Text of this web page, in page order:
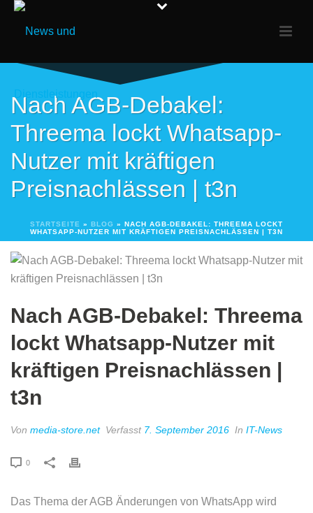
Nach AGB-Debakel:
Threema lockt Whatsapp-
Nutzer mit kräftigen
Preisnachlässen | t3n
STARTSEITE » BLOG » NACH AGB-DEBAKEL: THREEMA LOCKT
WHATSAPP-NUTZER MIT KRÄFTIGEN PREISNACHLÄSSEN | T3N
Nach AGB-Debakel: Threema
lockt Whatsapp-Nutzer mit
kräftigen Preisnachlässen |
t3n
Von media-store.net Verfasst 7. September 2016 In IT-News
0
Das Thema der AGB Änderungen von WhatsApp wird